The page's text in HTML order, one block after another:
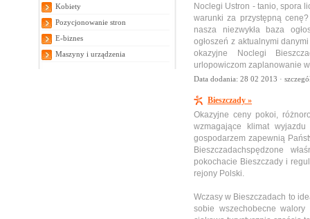
Kobiety
Pozycjonowanie stron
E-biznes
Maszyny i urządzenia
Noclegi Ustron - tanio, spora
warunki za przystępną
nasza niezwykła baza
ogłoszeń z aktualnymi
okazyjne Noclegi
urlopowiczom zaplanowanie
Data dodania: 28 02 2013 ·
Bieszczady »
Okazyjne ceny pokoi,
wzmagające klimat
gospodarzem zapewnią
Bieszczadachspędzone
pokochacie Bieszczady i
rejony Polski.
Wczasy w Bieszczadach to
sobie wszechobecne walory